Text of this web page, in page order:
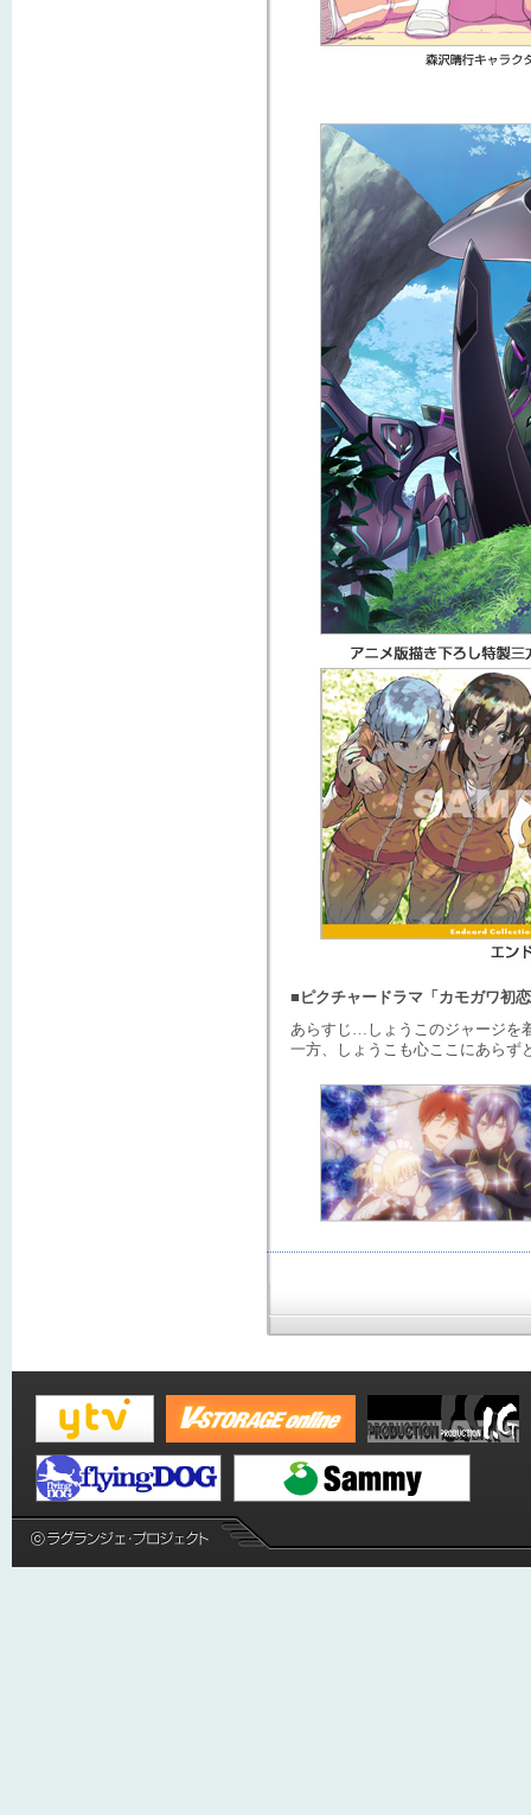
■ピクチャードラマ「カモガワ初
あらすじ…しょうこのジャージを
一方、しょうこも心ここにあら